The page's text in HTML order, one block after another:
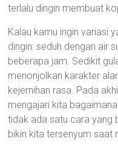
terlalu dingin membuat
Kalau kamu ingin variasi
dingin: seduh dengan air
beberapa jam. Sedikit
menonjolkan karakter
kejernihan rasa. Pada
mengajari kita
tidak ada satu cara yang
bikin kita tersenyum saat